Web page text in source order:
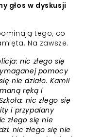
głos w dyskusji
tego, co
Na zawsze.
nic złego się
pomocy
nie działo. Kamil
ręką i
nic złego się
i przypalany
złego się nie
nic złego się nie